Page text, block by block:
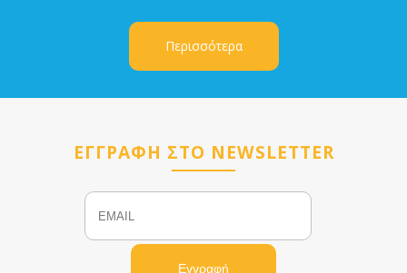
Περισσότερα
ΕΓΓΡΑΦΗ ΣΤΟ NEWSLETTER
Email